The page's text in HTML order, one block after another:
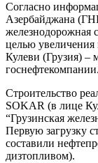
Согласно
Азербайджана
железнодорожная
целью увеличения
Кулеви (Грузия) –
госнефтекомпании.
Строительство
SOKAR (в лице
“Грузинская
Первую загрузку
составили
дизтопливом).